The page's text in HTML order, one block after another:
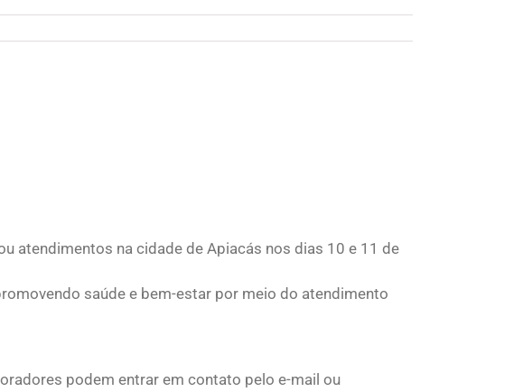
atendimentos na cidade de Apiacás nos dias 10 e 11 de
saúde e bem-estar por meio do atendimento
podem entrar em contato pelo e-mail ou